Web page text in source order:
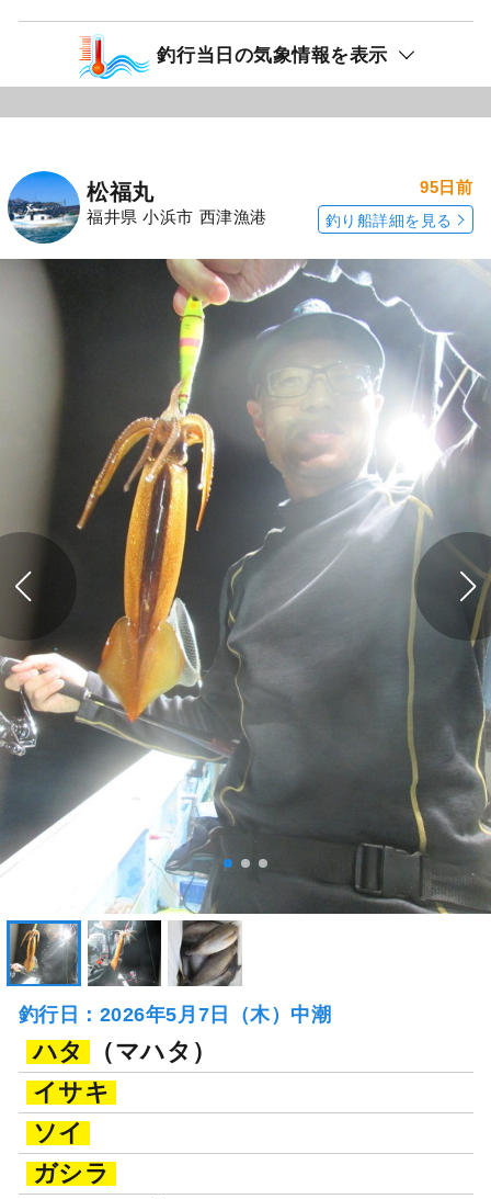
釣行当日の気象情報を表示
松福丸
福井県 小浜市 西津漁港
95日前
釣り船詳細を見る
釣行日：2026年5月7日（木）中潮
ハタ
（マハタ）
イサキ
ソイ
ガシラ